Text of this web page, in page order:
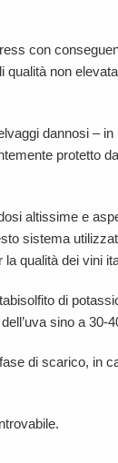
con
non
dannosi –
protetto
altissime e
sistema
qualità dei vini
di
sino a 30-
di scarico, in